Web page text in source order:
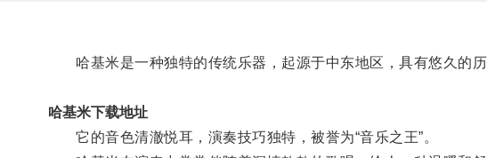
哈基米是一种独特的传统乐器，起源于中东地区，具有悠久的历
哈基米下载地址
它的音色清澈悦耳，演奏技巧独特，被誉为“音乐之王”。